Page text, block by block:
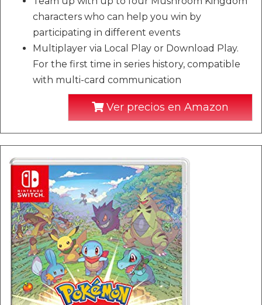
characters who can help you win by
participating in different events
Multiplayer via Local Play or Download Play.
For the first time in series history, compatible
with multi-card communication
Ver precios en Amazon